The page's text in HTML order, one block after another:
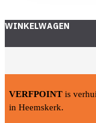
WINKELWAGEN
VERFPOINT is
in Heemskerk.